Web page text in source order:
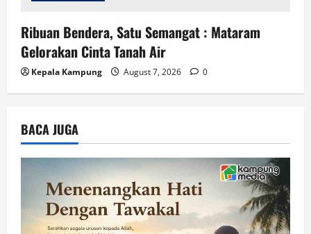
Ribuan Bendera, Satu Semangat : Mataram
Gelorakan Cinta Tanah Air
Kepala Kampung August 7, 2026 0
BACA JUGA